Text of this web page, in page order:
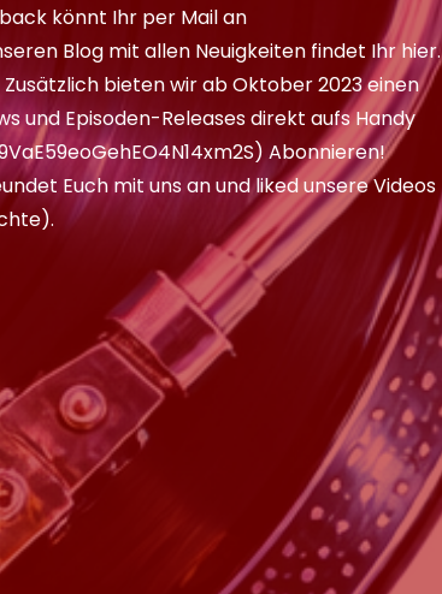
könnt Ihr per Mail an
Blog mit allen Neuigkeiten findet Ihr hier.
bieten wir ab Oktober 2023 einen
und Episoden-Releases direkt aufs Handy
) Abonnieren!
Euch mit uns an und liked unsere Videos
).